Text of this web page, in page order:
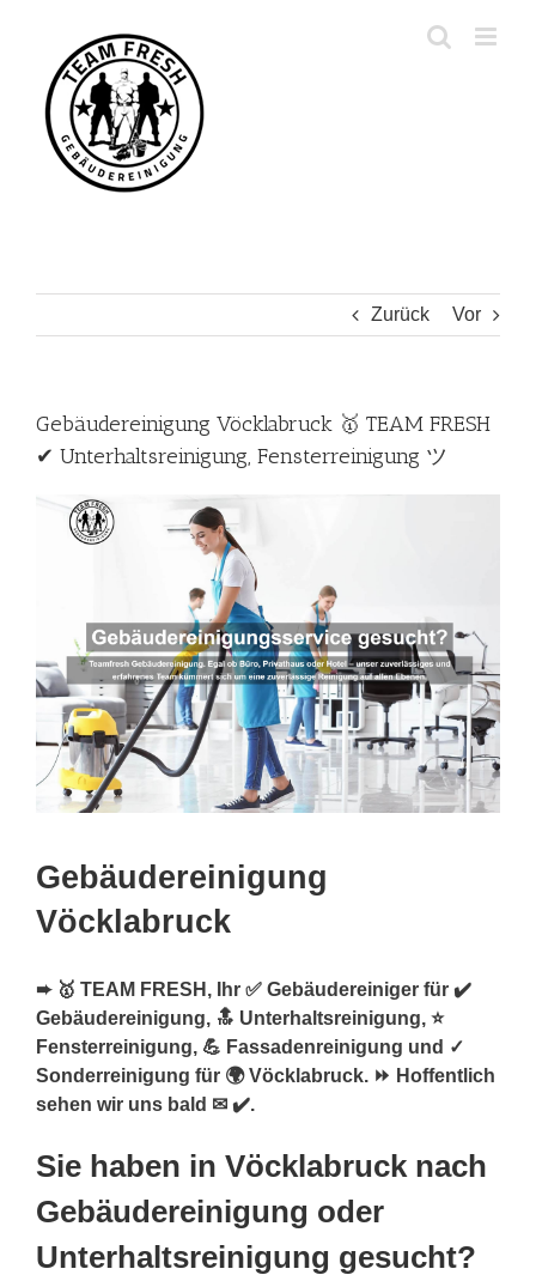
springen
Zurück Vor
Gebäudereinigung Vöcklabruck 🥇 TEAM FRESH
✔ Unterhaltsreinigung, Fensterreinigung ツ
Gebäudereinigung
Vöcklabruck
➨ 🥇 TEAM FRESH, Ihr ✅ Gebäudereiniger für ✔️
Gebäudereinigung, 🔝 Unterhaltsreinigung, ⭐
Fensterreinigung, 💪 Fassadenreinigung und ✓
Sonderreinigung für 🌍 Vöcklabruck. ⏩ Hoffentlich
sehen wir uns bald ✉ ✔️.
Sie haben in Vöcklabruck nach
Gebäudereinigung oder
Unterhaltsreinigung gesucht?